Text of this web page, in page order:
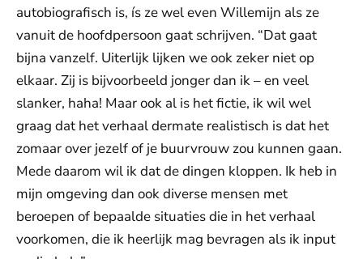
autobiografisch is, ís ze wel even Willemijn als ze
vanuit de hoofdpersoon gaat schrijven. “Dat gaat
bijna vanzelf. Uiterlijk lijken we ook zeker niet op
elkaar. Zij is bijvoorbeeld jonger dan ik – en veel
slanker, haha! Maar ook al is het fictie, ik wil wel
graag dat het verhaal dermate realistisch is dat het
zomaar over jezelf of je buurvrouw zou kunnen gaan.
Mede daarom wil ik dat de dingen kloppen. Ik heb in
mijn omgeving dan ook diverse mensen met
beroepen of bepaalde situaties die in het verhaal
voorkomen, die ik heerlijk mag bevragen als ik input